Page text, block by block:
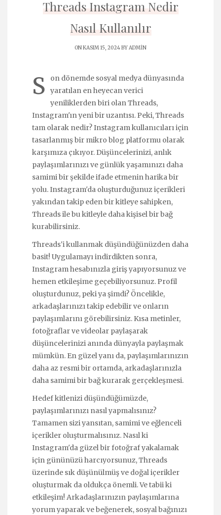
Threads Instagram Nedir
Nasıl Kullanılır
ON KASIM 15, 2024 BYADMIN
S
on dönemde sosyal medya dünyasında
yaratılan en heyecan verici
yeniliklerden biri olan Threads,
Instagram'ın yeni bir uzantısı. Peki, Threads
tam olarak nedir? Instagram kullanıcıları için
tasarlanmış bir mikro blog platformu olarak
karşımıza çıkıyor. Düşüncelerinizi, anlık
paylaşımlarınızı ve günlük yaşamınızı daha
samimi bir şekilde ifade etmenin harika bir
yolu. Instagram'da oluşturduğunuz içerikleri
yakından takip eden bir kitleye sahipken,
Threads ile bu kitleyle daha kişisel bir bağ
kurabilirsiniz.
Threads'i kullanmak düşündüğünüzden daha
basit! Uygulamayı indirdikten sonra,
Instagram hesabınızla giriş yapıyorsunuz ve
hemen etkileşime geçebiliyorsunuz. Profil
oluşturdunuz, peki ya şimdi? Öncelikle,
arkadaşlarınızı takip edebilir ve onların
paylaşımlarını görebilirsiniz. Kısa metinler,
fotoğraflar ve videolar paylaşarak
düşüncelerinizi anında dünyayla paylaşmak
mümkün. En güzel yanı da, paylaşımlarınızın
daha az resmi bir ortamda, arkadaşlarınızla
daha samimi bir bağ kurarak gerçekleşmesi.
Hedef kitlenizi düşündüğümüzde,
paylaşımlarınızı nasıl yapmalısınız?
Tamamen sizi yansıtan, samimi ve eğlenceli
içerikler oluşturmalısınız. Nasıl ki
Instagram'da güzel bir fotoğraf yakalamak
için gününüzü harcıyorsunuz, Threads
üzerinde sık düşünülmüş ve doğal içerikler
oluşturmak da oldukça önemli. Ve tabii ki
etkileşim! Arkadaşlarınızın paylaşımlarına
yorum yaparak ve beğenerek, sosyal bağınızı